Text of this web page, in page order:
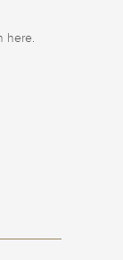
here.